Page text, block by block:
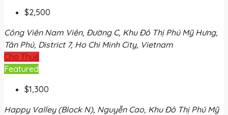
$2,500
Công Viên Nam Viên, Đường C, Khu Đô Thị Phú Mỹ Hưng,
Tân Phú, District 7, Ho Chi Minh City, Vietnam
Cho Thuê
Featured
$1,300
Happy Valley (Block N), Nguyễn Cao, Khu Đô Thị Phú Mỹ